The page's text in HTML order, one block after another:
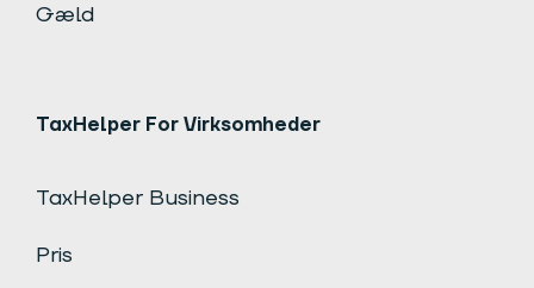
Gæld
TaxHelper For Virksomheder
TaxHelper Business
Pris